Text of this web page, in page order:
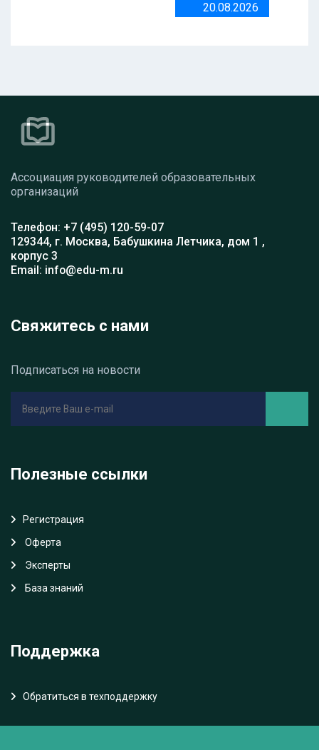
20.08.2026
Ассоциация руководителей образовательных
организаций
Телефон: +7 (495) 120-59-07
129344, г. Москва, Бабушкина Летчика, дом 1 ,
корпус 3
Email: info@edu-m.ru
Свяжитесь с нами
Подписаться на новости
Полезные ссылки
Регистрация
Oферта
Эксперты
База знаний
Поддержка
Обратиться в техподдержку